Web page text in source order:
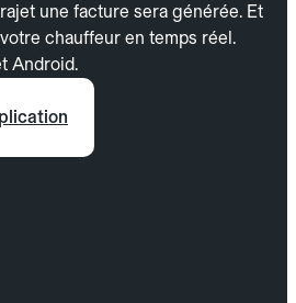
une facture sera générée. Et
chauffeur en temps réel.
Android.